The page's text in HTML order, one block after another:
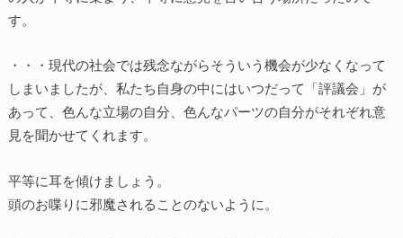
す。
・・・現代の社会では残念ながらそういう機会が少なくなって
しまいましたが、私たち自身の中にはいつだって「評議会」が
あって、色んな立場の自分、色んなパーツの自分がそれぞれ意
見を聞かせてくれます。
平等に耳を傾けましょう。
頭のお喋りに邪魔されることのないように。